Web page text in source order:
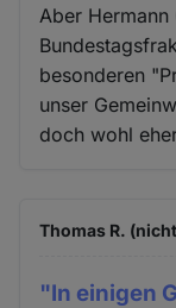
Aber
besonderen
unser
doch wohl
Thomas R.
"In einigen